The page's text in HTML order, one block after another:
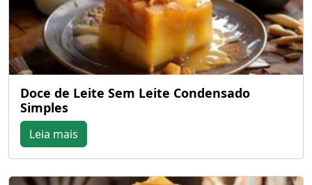
Doce de Leite Sem Leite Condensado
Simples
Leia mais